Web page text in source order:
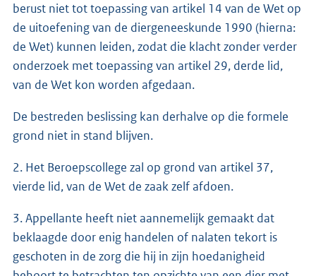
berust niet tot toepassing van artikel 14 van de Wet op
de uitoefening van de diergeneeskunde 1990 (hierna:
de Wet) kunnen leiden, zodat die klacht zonder verder
onderzoek met toepassing van artikel 29, derde lid,
van de Wet kon worden afgedaan.
De bestreden beslissing kan derhalve op die formele
grond niet in stand blijven.
2. Het Beroepscollege zal op grond van artikel 37,
vierde lid, van de Wet de zaak zelf afdoen.
3. Appellante heeft niet aannemelijk gemaakt dat
beklaagde door enig handelen of nalaten tekort is
geschoten in de zorg die hij in zijn hoedanigheid